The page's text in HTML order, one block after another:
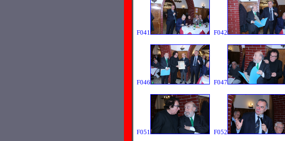
F041 F042
F046 F047
F051 F052